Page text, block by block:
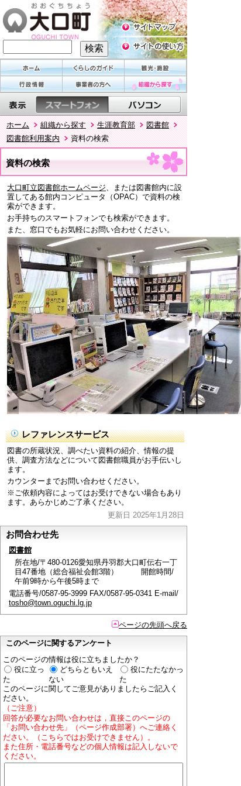
ホーム 組織から探す 生涯教育部
図書館
図書館利用案内
資料の検索
資料の検索
大口町立図書館ホームページ、または図書館内に設
置してある館内コンピュータ（OPAC）で資料の検
索ができます。
お手持ちのスマートフォンでも検索ができます。
また、窓口でもお気軽にお問い合わせください。
レファレンスサービス
図書の所蔵状況、調べたい資料の紹介、情報の提
供、調査方法などについて図書館職員がお手伝いし
ます。
カウンターまでお問い合わせください。
※ご依頼内容によってはお受けできない場合もあり
ます。あらかじめご了承ください。
更新日 2025年1月28日
お問合わせ先
図書館
所在地/〒480-0126愛知県丹羽郡大口町伝右一丁
目47番地（総合福祉会館3階） 開館時間/
午前9時から午後5時まで
電話番号/0587-95-3999 FAX/0587-95-0341 E-mail/
tosho@town.oguchi.lg.jp
ページの先頭へ戻る
このページに関するアンケート
このページの情報は役に立ちましたか？
役に立っ
た
どちらともいえ
ない
役にたたなかっ
た
このページに関してご意見がありましたらご記入く
ださい。
（ご注意）
回答が必要なお問い合わせは，直接このページの
「お問い合わせ先」（ページ作成部署）へご連絡く
ださい。（こちらではお受けできません）。
また住所・電話番号などの個人情報は記入しないで
ください。